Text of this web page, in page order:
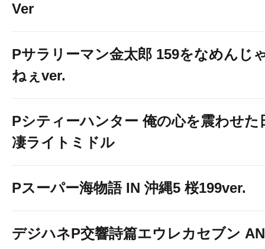
Ver
Pサラリーマン金太郎 159をなめんじ
ねぇver.
Pシティーハンター 俺の心を震わせた
凄ライトミドル
Pスーパー海物語 IN 沖縄5 桜199ver.
デジハネP交響詩篇エウレカセブン